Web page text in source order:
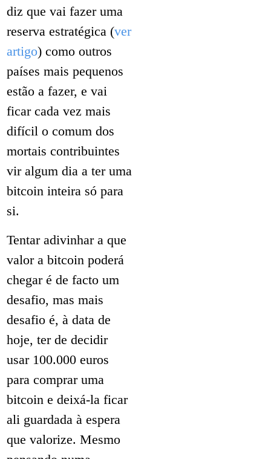
diz que vai fazer uma
reserva estratégica (ver
artigo) como outros
países mais pequenos
estão a fazer, e vai
ficar cada vez mais
difícil o comum dos
mortais contribuintes
vir algum dia a ter uma
bitcoin inteira só para
si.
Tentar adivinhar a que
valor a bitcoin poderá
chegar é de facto um
desafio, mas mais
desafio é, à data de
hoje, ter de decidir
usar 100.000 euros
para comprar uma
bitcoin e deixá-la ficar
ali guardada à espera
que valorize. Mesmo